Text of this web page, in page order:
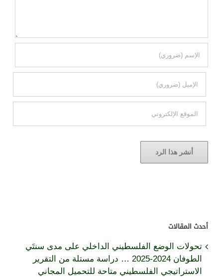
أحدث المقالات
تحولات الوضع الفلسطيني الداخلي على مدى سنتَي
الطوفان 2024-2025 … دراسة مستلة من التقرير
الاستراتيجي الفلسطيني متاحة للتحميل المجاني